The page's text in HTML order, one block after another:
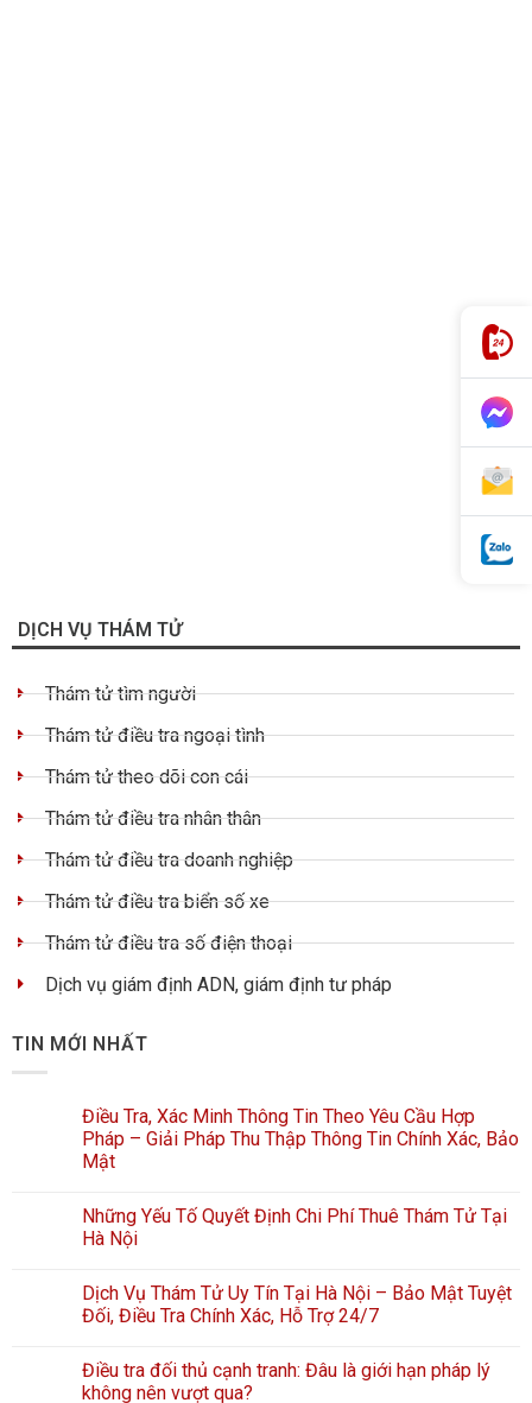
DỊCH VỤ THÁM TỬ
Thám tử tìm người
Thám tử điều tra ngoại tình
Thám tử theo dõi con cái
Thám tử điều tra nhân thân
Thám tử điều tra doanh nghiệp
Thám tử điều tra biển số xe
Thám tử điều tra số điện thoại
Dịch vụ giám định ADN, giám định tư pháp
TIN MỚI NHẤT
Điều Tra, Xác Minh Thông Tin Theo Yêu Cầu Hợp
Pháp – Giải Pháp Thu Thập Thông Tin Chính Xác, Bảo
Mật
Những Yếu Tố Quyết Định Chi Phí Thuê Thám Tử Tại
Hà Nội
Dịch Vụ Thám Tử Uy Tín Tại Hà Nội – Bảo Mật Tuyệt
Đối, Điều Tra Chính Xác, Hỗ Trợ 24/7
Điều tra đối thủ cạnh tranh: Đâu là giới hạn pháp lý
không nên vượt qua?